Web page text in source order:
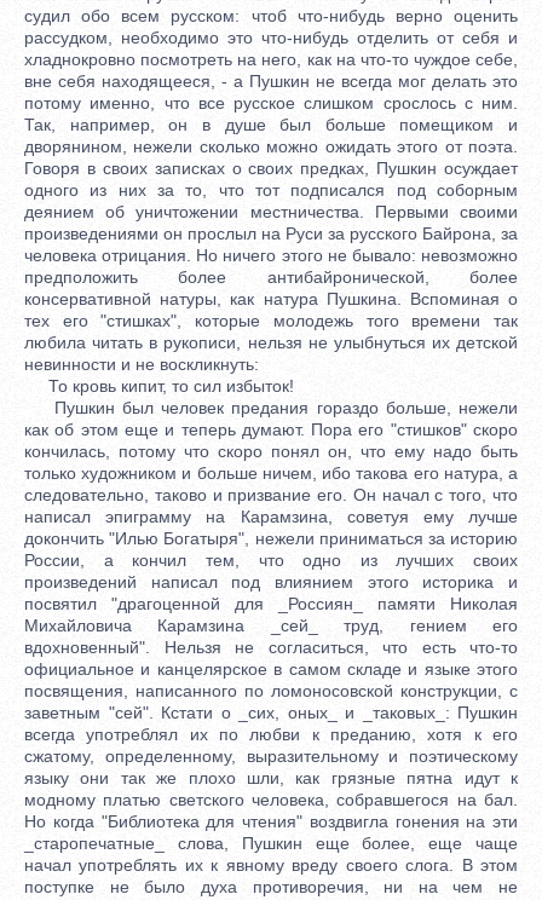
судил обо всем русском: чтоб что-нибудь верно оценить
рассудком, необходимо это что-нибудь отделить от себя и
хладнокровно посмотреть на него, как на что-то чуждое себе,
вне себя находящееся, - а Пушкин не всегда мог делать это
потому именно, что все русское слишком срослось с ним.
Так, например, он в душе был больше помещиком и
дворянином, нежели сколько можно ожидать этого от поэта.
Говоря в своих записках о своих предках, Пушкин осуждает
одного из них за то, что тот подписался под соборным
деянием об уничтожении местничества. Первыми своими
произведениями он прослыл на Руси за русского Байрона, за
человека отрицания. Но ничего этого не бывало: невозможно
предположить более антибайронической, более
консервативной натуры, как натура Пушкина. Вспоминая о
тех его "стишках", которые молодежь того времени так
любила читать в рукописи, нельзя не улыбнуться их детской
невинности и не воскликнуть:
То кровь кипит, то сил избыток!
Пушкин был человек предания гораздо больше, нежели
как об этом еще и теперь думают. Пора его "стишков" скоро
кончилась, потому что скоро понял он, что ему надо быть
только художником и больше ничем, ибо такова его натура, а
следовательно, таково и призвание его. Он начал с того, что
написал эпиграмму на Карамзина, советуя ему лучше
докончить "Илью Богатыря", нежели приниматься за историю
России, а кончил тем, что одно из лучших своих
произведений написал под влиянием этого историка и
посвятил "драгоценной для _Россиян_ памяти Николая
Михайловича Карамзина _сей_ труд, гением его
вдохновенный". Нельзя не согласиться, что есть что-то
официальное и канцелярское в самом складе и языке этого
посвящения, написанного по ломоносовской конструкции, с
заветным "сей". Кстати о _сих, оных_ и _таковых_: Пушкин
всегда употреблял их по любви к преданию, хотя к его
сжатому, определенному, выразительному и поэтическому
языку они так же плохо шли, как грязные пятна идут к
модному платью светского человека, собравшегося на бал.
Но когда "Библиотека для чтения" воздвигла гонения на эти
_старопечатные_ слова, Пушкин еще более, еще чаще
начал употреблять их к явному вреду своего слога. В этом
поступке не было духа противоречия, ни на чем не